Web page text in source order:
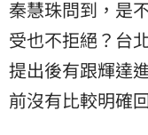
秦慧珠問到，是
受也不拒絕？台
提出後有跟輝達
前沒有比較明確